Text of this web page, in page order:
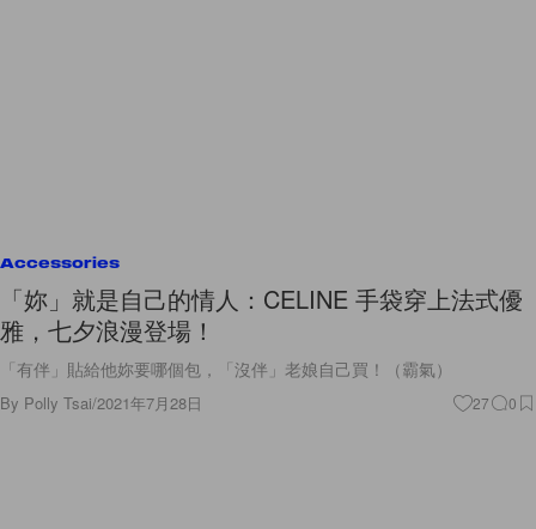
Accessories
「妳」就是自己的情人：CELINE 手袋穿上法式優
雅，七夕浪漫登場！
「有伴」貼給他妳要哪個包，「沒伴」老娘自己買！（霸氣）
By Polly Tsai/2021年7月28日 27 0